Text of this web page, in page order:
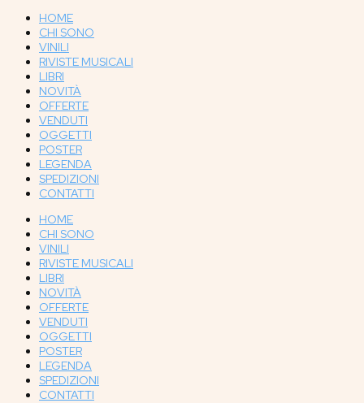
HOME
CHI SONO
VINILI
RIVISTE MUSICALI
LIBRI
NOVITÀ
OFFERTE
VENDUTI
OGGETTI
POSTER
LEGENDA
SPEDIZIONI
CONTATTI
HOME
CHI SONO
VINILI
RIVISTE MUSICALI
LIBRI
NOVITÀ
OFFERTE
VENDUTI
OGGETTI
POSTER
LEGENDA
SPEDIZIONI
CONTATTI